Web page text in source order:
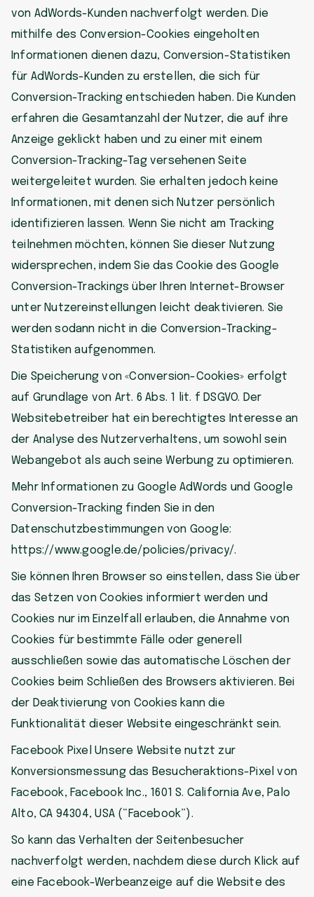
von AdWords-Kunden nachverfolgt werden. Die
mithilfe des Conversion-Cookies eingeholten
Informationen dienen dazu, Conversion-Statistiken
für AdWords-Kunden zu erstellen, die sich für
Conversion-Tracking entschieden haben. Die Kunden
erfahren die Gesamtanzahl der Nutzer, die auf ihre
Anzeige geklickt haben und zu einer mit einem
Conversion-Tracking-Tag versehenen Seite
weitergeleitet wurden. Sie erhalten jedoch keine
Informationen, mit denen sich Nutzer persönlich
identifizieren lassen. Wenn Sie nicht am Tracking
teilnehmen möchten, können Sie dieser Nutzung
widersprechen, indem Sie das Cookie des Google
Conversion-Trackings über Ihren Internet-Browser
unter Nutzereinstellungen leicht deaktivieren. Sie
werden sodann nicht in die Conversion-Tracking-
Statistiken aufgenommen.
Die Speicherung von «Conversion-Cookies» erfolgt
auf Grundlage von Art. 6 Abs. 1 lit. f DSGVO. Der
Websitebetreiber hat ein berechtigtes Interesse an
der Analyse des Nutzerverhaltens, um sowohl sein
Webangebot als auch seine Werbung zu optimieren.
Mehr Informationen zu Google AdWords und Google
Conversion-Tracking finden Sie in den
Datenschutzbestimmungen von Google:
https://www.google.de/policies/privacy/.
Sie können Ihren Browser so einstellen, dass Sie über
das Setzen von Cookies informiert werden und
Cookies nur im Einzelfall erlauben, die Annahme von
Cookies für bestimmte Fälle oder generell
ausschließen sowie das automatische Löschen der
Cookies beim Schließen des Browsers aktivieren. Bei
der Deaktivierung von Cookies kann die
Funktionalität dieser Website eingeschränkt sein.
Facebook Pixel Unsere Website nutzt zur
Konversionsmessung das Besucheraktions-Pixel von
Facebook, Facebook Inc., 1601 S. California Ave, Palo
Alto, CA 94304, USA (“Facebook”).
So kann das Verhalten der Seitenbesucher
nachverfolgt werden, nachdem diese durch Klick auf
eine Facebook-Werbeanzeige auf die Website des